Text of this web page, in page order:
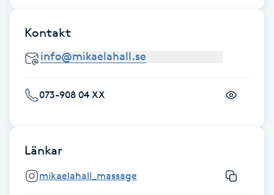
Fettreducering
Fibromassage
Fillers
Fotsvamp
Kontakt
073-908 04 XX
Länkar
mikaelahall_massage